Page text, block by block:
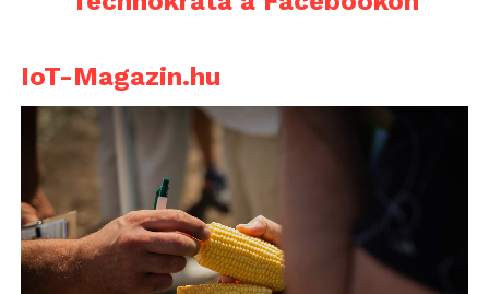
IoT-Magazin.hu